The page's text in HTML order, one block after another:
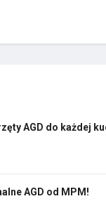
AGD do każdej
AGD od MPM!